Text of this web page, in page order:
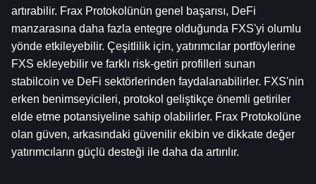
artırabilir. Frax Protokolünün genel başarısı, DeFi
manzarasına daha fazla entegre olduğunda FXS'yi olumlu
yönde etkileyebilir. Çeşitlilik için, yatırımcılar portföylerine
FXS ekleyebilir ve farklı risk-getiri profilleri sunan
stabilcoin ve DeFi sektörlerinden faydalanabilirler. FXS'nin
erken benimseyicileri, protokol geliştikçe önemli getiriler
elde etme potansiyeline sahip olabilirler. Frax Protokolüne
olan güven, arkasındaki güvenilir ekibin ve dikkate değer
yatırımcıların güçlü desteği ile daha da artırılır.